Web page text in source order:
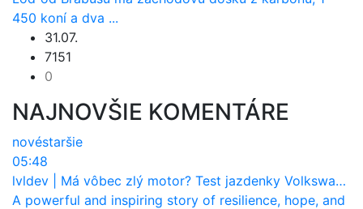
450 koní a dva ...
31.07.
7151
0
NAJNOVŠIE KOMENTÁRE
novéstaršie
05:48
lvldev
Má vôbec zlý motor? Test jazdenky Volkswagen T-Roc (2017 až 2025)
A powerful and inspiring story of resilience, hope, and